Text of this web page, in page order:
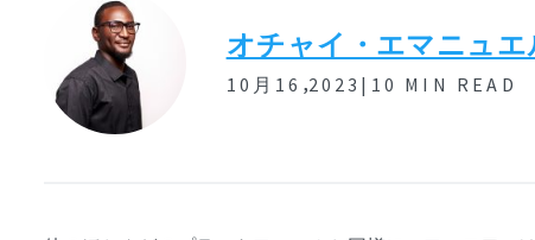
オチャイ・エマニュエ
10月16 ,2023| 10 MIN READ